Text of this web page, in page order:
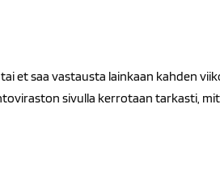
et saa vastausta lainkaan kahden
sivulla kerrotaan tarkasti,